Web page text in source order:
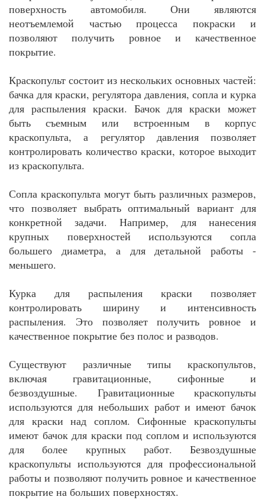
поверхность автомобиля. Они являются
неотъемлемой частью процесса покраски и
позволяют получить ровное и качественное
покрытие.
Краскопульт состоит из нескольких основных частей:
бачка для краски, регулятора давления, сопла и курка
для распыления краски. Бачок для краски может
быть съемным или встроенным в корпус
краскопульта, а регулятор давления позволяет
контролировать количество краски, которое выходит
из краскопульта.
Сопла краскопульта могут быть различных размеров,
что позволяет выбрать оптимальный вариант для
конкретной задачи. Например, для нанесения
крупных поверхностей используются сопла
большего диаметра, а для детальной работы -
меньшего.
Курка для распыления краски позволяет
контролировать ширину и интенсивность
распыления. Это позволяет получить ровное и
качественное покрытие без полос и разводов.
Существуют различные типы краскопультов,
включая гравитационные, сифонные и
безвоздушные. Гравитационные краскопульты
используются для небольших работ и имеют бачок
для краски над соплом. Сифонные краскопульты
имеют бачок для краски под соплом и используются
для более крупных работ. Безвоздушные
краскопульты используются для профессиональной
работы и позволяют получить ровное и качественное
покрытие на больших поверхностях.